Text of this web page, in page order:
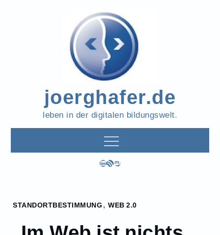
joerghafer.de
leben in der digitalen bildungswelt.
LinkedIn
RSS-FeedMastodon
Home
September
STANDORTBESTIMMUNG , WEB 2.0